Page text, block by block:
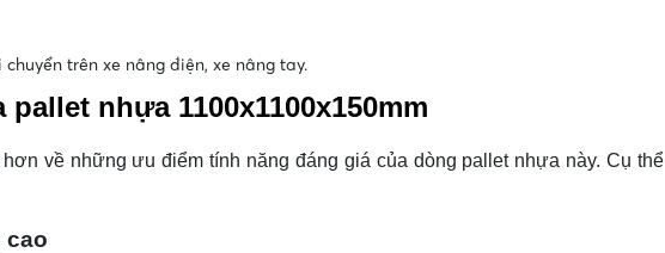
trên xe nâng điện, xe nâng tay.
nhựa 1100x1100x150mm
về những ưu điểm tính năng đáng giá của dòng pallet nhựa này. Cụ thể
cao